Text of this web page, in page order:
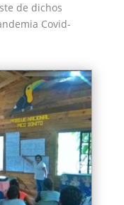
de dichos
Covid-